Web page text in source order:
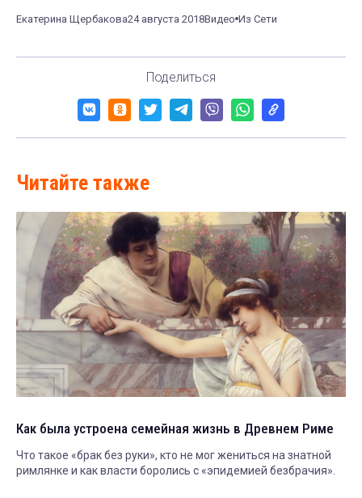
Екатерина Щербакова24 августа 2018Видео Из Сети
Поделиться
Читайте также
Как была устроена семейная жизнь в Древнем Риме
Что такое «брак без руки», кто не мог жениться на знатной
римлянке и как власти боролись с «эпидемией безбрачия».